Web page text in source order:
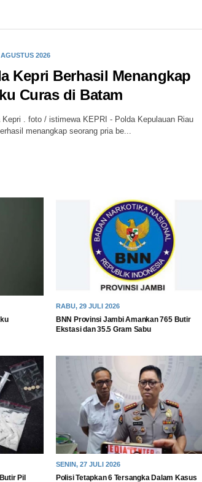
2026
Kepri Berhasil Menangkap
Curas di Batam
Kepri . foto / istimewa KEPRI - Polda Kepulauan Riau
menangkap seorang pria be...
RABU, 29 JULI 2026
BNN Provinsi Jambi Amankan 765 Butir
Ekstasi dan 35.5 Gram Sabu
Pil
SENIN, 27 JULI 2026
Polisi Tetapkan 6 Tersangka Dalam Kasus